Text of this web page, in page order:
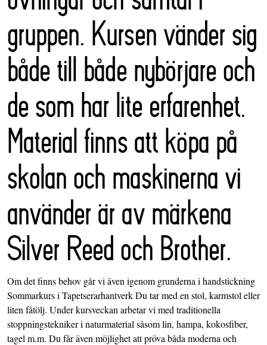
gruppen. Kursen vänder sig
både till både nybörjare och
de som har lite erfarenhet.
Material finns att köpa på
skolan och maskinerna vi
använder är av märkena
Silver Reed och Brother.
Om det finns behov går vi även igenom grunderna i handstickning
Sommarkurs i Tapetserarhantverk Du tar med en stol, karmstol eller
liten fåtölj. Under kursveckan arbetar vi med traditionella
stoppningstekniker i naturmaterial såsom lin, hampa, kokosfiber,
tagel m.m. Du får även möjlighet att pröva båda moderna och